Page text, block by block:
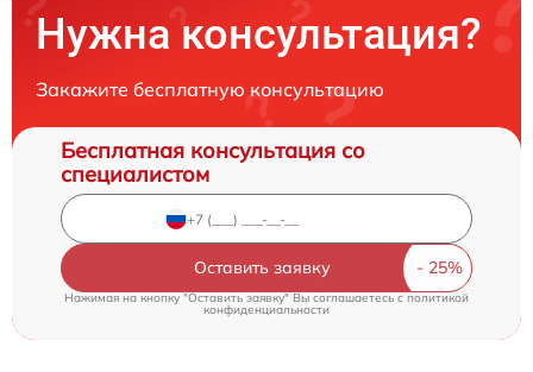
Нужна консультация?
Закажите бесплатную консультацию
Бесплатная консультация со
специалистом
Оставить заявку
Нажимая на кнопку "Оставить заявку" Вы соглашаетесь c политикой
конфиденциальности